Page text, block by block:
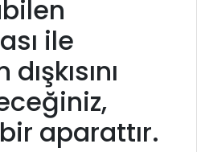
ile
aparattır.